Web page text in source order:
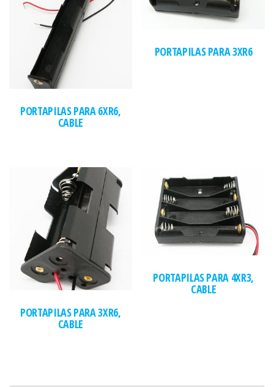
PORTAPILAS PARA 6XR6,
CABLE
PORTAPILAS PARA 3XR6
PORTAPILAS PARA 3XR6,
CABLE
PORTAPILAS PARA 4XR3,
CABLE